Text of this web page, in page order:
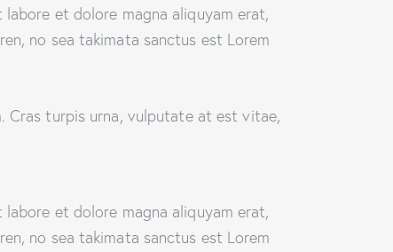
et dolore magna aliquyam erat,
no sea takimata sanctus est Lorem
Cras turpis urna, vulputate at est vitae,
et dolore magna aliquyam erat,
no sea takimata sanctus est Lorem